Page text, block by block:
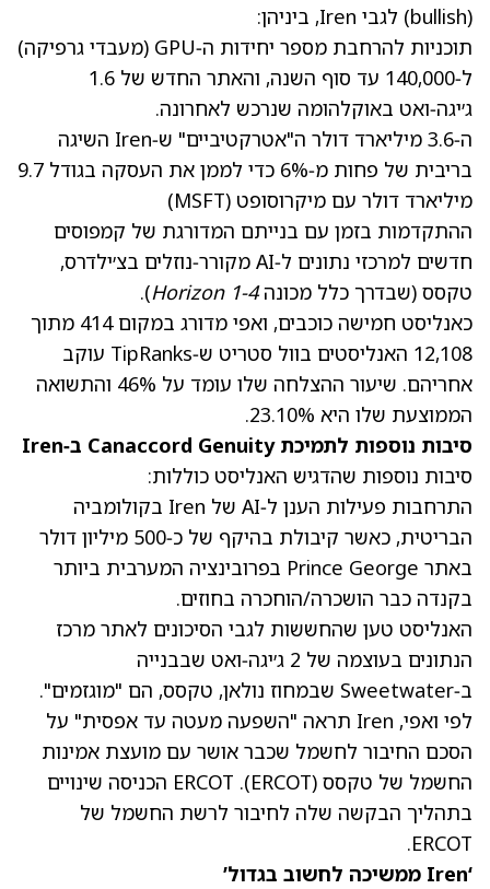
(bullish) לגבי Iren, ביניהן:
תוכניות להרחבת מספר יחידות ה‑GPU (מעבדי גרפיקה)
ל‑140,000 עד סוף השנה, והאתר החדש של 1.6
ג׳יגה‑ואט באוקלהומה שנרכש לאחרונה.
ה‑3.6 מיליארד דולר ה"אטרקטיביים" ש‑Iren השיגה
בריבית של פחות מ‑6% כדי לממן את העסקה בגודל 9.7
מיליארד דולר עם מיקרוסופט (MSFT)
ההתקדמות בזמן עם בנייתם המדורגת של קמפוסים
חדשים למרכזי נתונים ל‑AI מקורר‑נוזלים בצ׳ילדרס,
טקסס (שבדרך כלל מכונהHorizon 1-4
).
כאנליסט חמישה כוכבים, ואפי מדורג במקום 414 מתוך
12,108 האנליסטים בוול סטריט ש‑TipRanks עוקב
אחריהם. שיעור ההצלחה שלו עומד על 46% והתשואה
הממוצעת שלו היא 23.10%.
סיבות נוספות לתמיכת Canaccord Genuity ב‑Iren
סיבות נוספות שהדגיש האנליסט כוללות:
התרחבות פעילות הענן ל‑AI של Iren בקולומביה
הבריטית, כאשר קיבולת בהיקף של כ‑500 מיליון דולר
באתר Prince George בפרובינציה המערבית ביותר
בקנדה כבר הושכרה/הוחכרה בחוזים.
האנליסט טען שהחששות לגבי הסיכונים לאתר מרכז
הנתונים בעוצמה של 2 ג׳יגה‑ואט שבבנייה
ב‑Sweetwater שבמחוז נולאן, טקסס, הם "מוגזמים".
לפי ואפי, Iren תראה "השפעה מעטה עד אפסית" על
הסכם החיבור לחשמל שכבר אושר עם מועצת אמינות
החשמל של טקסס (ERCOT). ERCOT הכניסה שינויים
בתהליך הבקשה שלה לחיבור לרשת החשמל של
ERCOT.
‘Iren ממשיכה לחשוב בגדול’